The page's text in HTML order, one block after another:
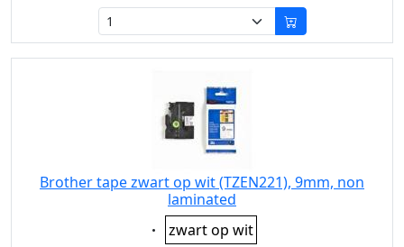
Brother tape zwart op wit (TZEN221), 9mm, non
laminated
Eigenschaft:
zwart op wit